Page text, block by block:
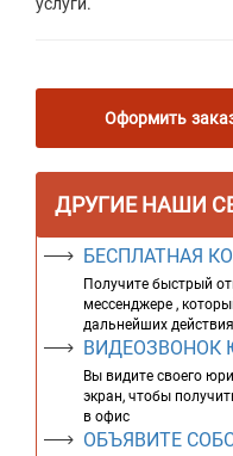
Оформить
ДРУГИЕ НАШИ
БЕСПЛАТНАЯ
Получите быстрый
мессенджере ,
дальнейших
ВИДЕОЗВОНОК
Вы видите своего
экран, чтобы
в офис
ОБЪЯВИТЕ